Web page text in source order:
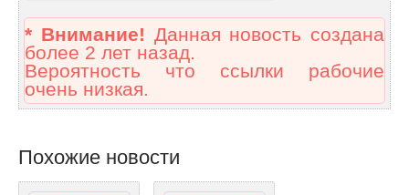
* Внимание! Данная новость создана
более 2 лет назад.
Вероятность что ссылки рабочие
очень низкая.
Похожие новости